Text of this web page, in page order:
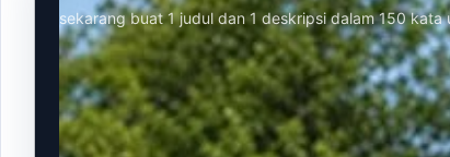
sekarang buat 1 judul dan 1 deskripsi dalam 150